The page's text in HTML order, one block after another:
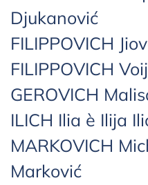
Djukanović
FILIPPOVICH
FILIPPOVICH
GEROVICH
ILICH Ilia è Ilija
MARKOVICH
Marković